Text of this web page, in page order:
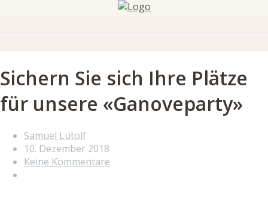
Sichern Sie sich Ihre Plätze
für unsere «Ganoveparty»
Samuel Lütolf
10. Dezember 2018
Keine Kommentare